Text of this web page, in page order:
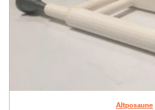
Altposaune